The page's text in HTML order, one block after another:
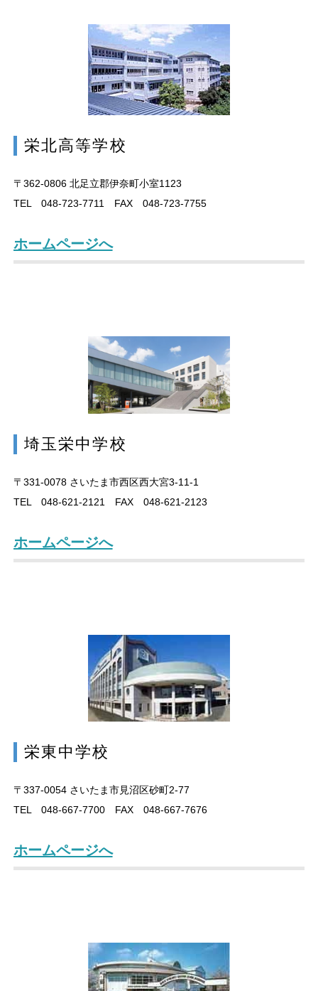
栄北高等学校
〒362-0806北足立郡伊奈町小室1123
TEL 048-723-7711 FAX 048-723-7755
ホームページへ
埼玉栄中学校
〒331-0078さいたま市西区西大宮3-11-1
TEL 048-621-2121 FAX 048-621-2123
ホームページへ
栄東中学校
〒337-0054さいたま市見沼区砂町2-77
TEL 048-667-7700 FAX 048-667-7676
ホームページへ